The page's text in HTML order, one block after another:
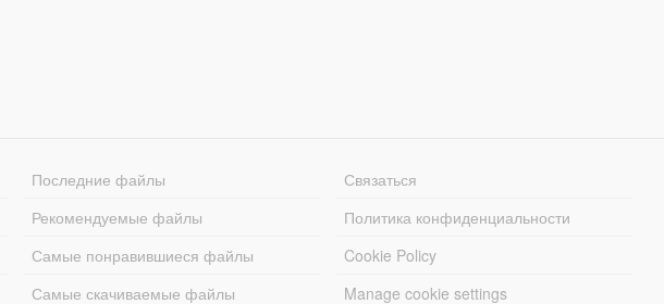
Последние файлы
Рекомендуемые файлы
Самые понравившиеся файлы
Самые скачиваемые файлы
Связаться
Политика конфиденциальности
Cookie Policy
Manage cookie settings